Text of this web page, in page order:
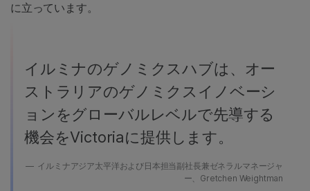
に立っています。
イルミナのゲノミクスハブは、オー
ストラリアのゲノミクスイノベーシ
ョンをグローバルレベルで先導する
機会をVictoriaに提供します。
イルミナアジア太平洋および日本担当副社長兼ゼネラルマネージャ
ー、Gretchen Weightman